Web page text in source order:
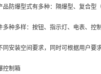
爆型式有多种：隔爆型、复合型（
多样：按钮、指示灯、电表、控制
同安装空间要求，同时可根据用户
控制箱